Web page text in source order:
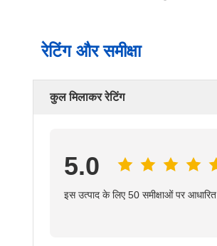
रेटिंग और समीक्षा
कुल मिलाकर रेटिंग
5.0
इस उत्पाद के लिए 50 समीक्षाओं पर आधारित